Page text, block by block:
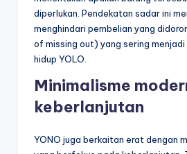
diperlukan. Pendekatan sadar ini
menghindari pembelian yang
of missing out) yang sering
hidup YOLO.
Minimalisme
keberlanjutan
YONO juga berkaitan erat dengan